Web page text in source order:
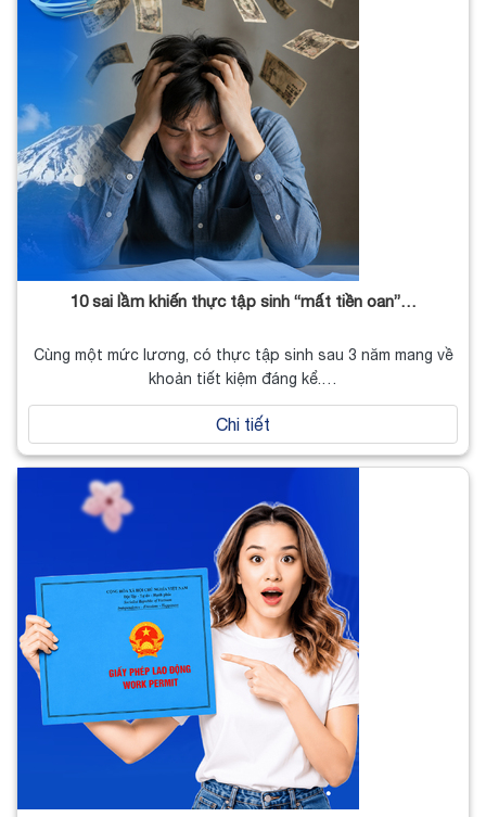
10 sai lầm khiến thực tập sinh “mất tiền oan”…
Cùng một mức lương, có thực tập sinh sau 3 năm mang về
khoản tiết kiệm đáng kể.…
Chi tiết